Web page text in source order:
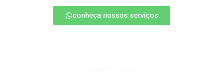
conheça nossos serviços